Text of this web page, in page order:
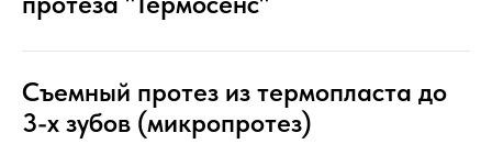
Съемный протез из термопласта до
3-х зубов (микропротез)